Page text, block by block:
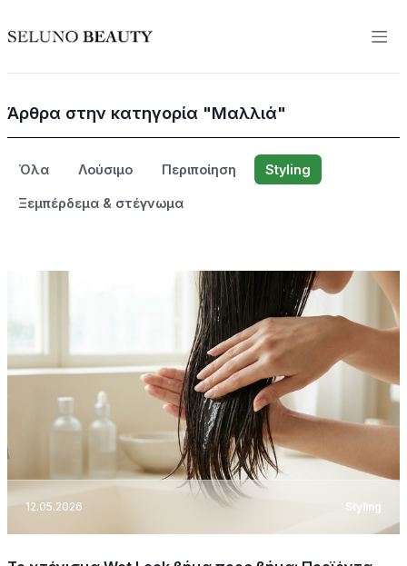
Άρθρα στην κατηγορία "Μαλλιά"
Όλα Λούσιμο Περιποίηση Styling
Ξεμπέρδεμα & στέγνωμα
12.05.2026 Styling